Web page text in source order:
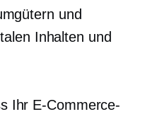
und
Inhalten und
Ihr E-Commerce-